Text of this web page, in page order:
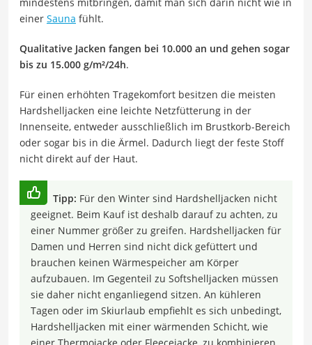
einer Sauna fühlt.
Qualitative Jacken fangen bei 10.000 an und gehen sogar
bis zu 15.000 g/m²/24h.
Für einen erhöhten Tragekomfort besitzen die meisten
Hardshelljacken eine leichte Netzfütterung in der
Innenseite, entweder ausschließlich im Brustkorb-Bereich
oder sogar bis in die Ärmel. Dadurch liegt der feste Stoff
nicht direkt auf der Haut.
Tipp: Für den Winter sind Hardshelljacken nicht
geeignet. Beim Kauf ist deshalb darauf zu achten, zu
einer Nummer größer zu greifen. Hardshelljacken für
Damen und Herren sind nicht dick gefüttert und
brauchen keinen Wärmespeicher am Körper
aufzubauen. Im Gegenteil zu Softshelljacken müssen
sie daher nicht enganliegend sitzen. An kühleren
Tagen oder im Skiurlaub empfiehlt es sich unbedingt,
Hardshelljacken mit einer wärmenden Schicht, wie